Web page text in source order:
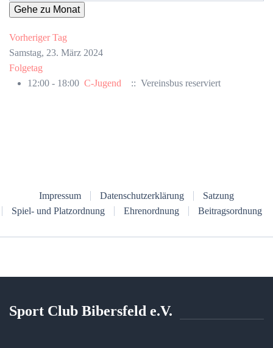
Gehe zu Monat
Vorheriger Tag
Samstag, 23. März 2024
Folgetag
12:00 - 18:00 C-Jugend :: Vereinsbus reserviert
Impressum Datenschutzerklärung
Satzung
Spiel- und Platzordnung
Ehrenordnung Beitragsordnung
Sport Club Bibersfeld e.V.